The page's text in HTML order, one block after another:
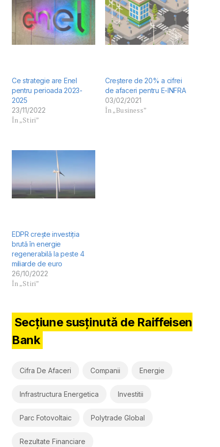
Ce strategie are Enel
pentru perioada 2023-
2025
23/11/2022
În „Stiri”
Creștere de 20% a cifrei
de afaceri pentru E-INFRA
03/02/2021
În „Business”
EDPR crește investiția
brută în energie
regenerabilă la peste 4
miliarde de euro
26/10/2022
În „Stiri”
Secțiune susținută de Raiffeisen
Bank
Cifra De Afaceri Companii Energie
Infrastructura Energetica Investitii
Parc Fotovoltaic Polytrade Global
Rezultate Financiare